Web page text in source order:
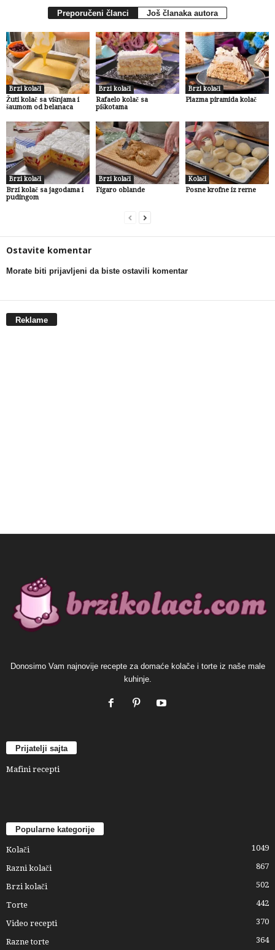
Preporučeni članci Još članaka autora
Brzi kolači
Žuti kolač sa višnjama i
šaumom od belanaca
Brzi kolači
Rafaelo kolač sa
piškotama
Brzi kolači
Plazma piramida kolač
Brzi kolači
Brzi kolač sa jagodama i
pudingom
Brzi kolači
Figaro oblande
Kolači
Posne krofne iz rerne
Ostavite komentar
Morate biti prijavljeni da biste ostavili komentar
Reklame
Donosimo Vam najnovije recepte za domaće kolače i torte iz naše male
kuhinje.
Prijatelji sajta
Mafini recepti
Popularne kategorije
Kolači 1049
Razni kolači 867
Brzi kolači 502
Torte 442
Video recepti 370
Razne torte 364